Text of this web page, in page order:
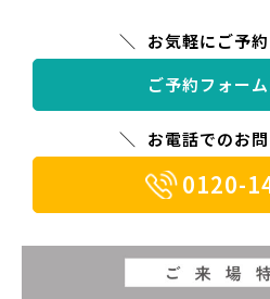
お気軽にご予
ご予約フォー
お電話でのお
0120-